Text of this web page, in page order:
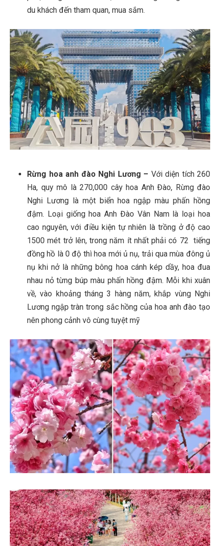
du khách đến tham quan, mua sắm.
Rừng hoa anh đào Nghi Lương – Với diện tích 260
Ha, quy mô là 270,000 cây hoa Anh Đào, Rừng đào
Nghi Lương là một biển hoa ngập màu phấn hồng
đậm. Loại giống hoa Anh Đào Vân Nam là loại hoa
cao nguyên, với điều kiện tự nhiên là trồng ở độ cao
1500 mét trở lên, trong năm ít nhất phải có 72 tiếng
đồng hồ là 0 độ thì hoa mới ủ nụ, trải qua mùa đông ủ
nụ khi nở là những bông hoa cánh kép dầy, hoa đua
nhau nỏ từng búp màu phấn hồng đậm. Mỗi khi xuân
về, vào khoảng tháng 3 hàng năm, khắp vùng Nghi
Lương ngập tràn trong sắc hồng của hoa anh đào tạo
nên phong cảnh vô cùng tuyệt mỹ